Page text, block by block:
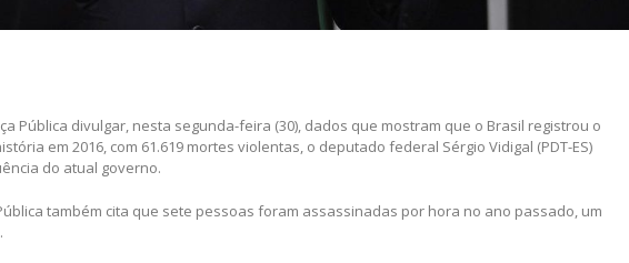
Pública divulgar, nesta segunda-feira (30), dados que mostram que o Brasil registrou o
em 2016, com 61.619 mortes violentas, o deputado federal Sérgio Vidigal (PDT-ES)
do atual governo.
também cita que sete pessoas foram assassinadas por hora no ano passado, um